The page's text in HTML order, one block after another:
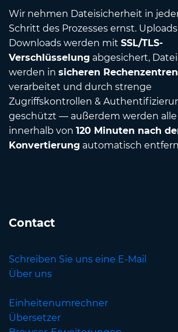
Wir nehmen Dateisicherheit in
Schritt des Prozesses ernst.
Downloads werden mit SSL/TLS-
Verschlüsselung abgesichert,
werden in sicheren Rechenzentren
verarbeitet und durch strenge
Zugriffskontrollen &
geschützt — außerdem werden alle
innerhalb von 120 Minuten nach
Konvertierung automatisch
Contact
Schreiben Sie uns eine E-Mail
Über uns
Einheitenumrechner
Übersetzer